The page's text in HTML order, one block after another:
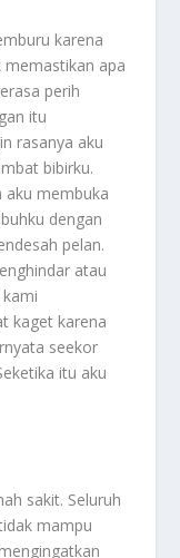
karena
memastikan apa
perih
itu
rasanya aku
bibirku.
aku membuka
dengan
pelan.
atau
kaget karena
seekor
itu aku
sakit. Seluruh
mampu